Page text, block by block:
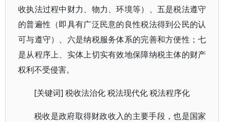
收执法过程中财力、物力、环境等）、五是税法遵守
的普遍性（即具有广泛民意的良性税法得到公民的认
可与遵守）、六是纳税服务体系的完善和方便性；七
是从程序上、实体上切实有效地保障纳税主体的财产
权利不受侵害。
[关键词] 税收法治化 税法现代化 税法程序化
税收是政府取得财政收入的主要手段，也是国家